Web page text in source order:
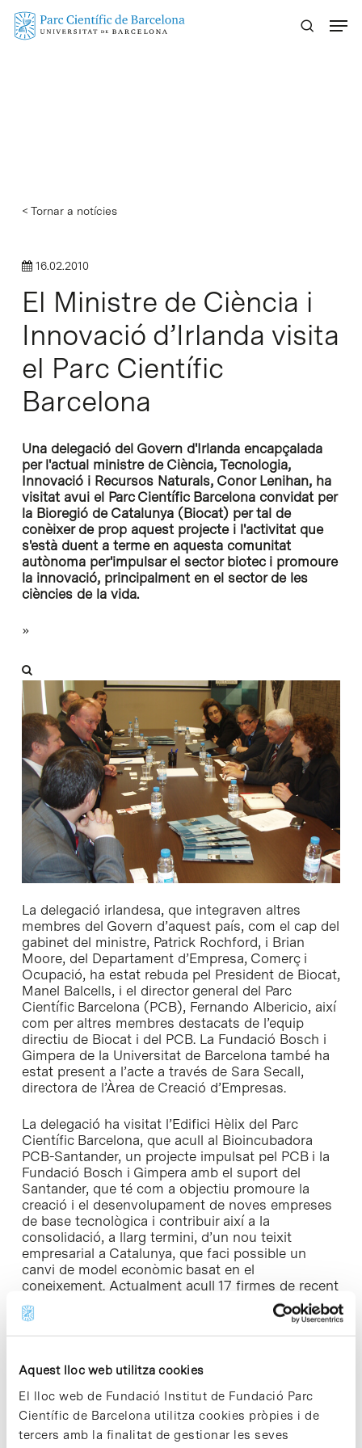
Aquest lloc web utilitza cookies
El lloc web de Fundació Institut de Fundació Parc
Científic de Barcelona utilitza cookies pròpies i de
tercers amb la finalitat de gestionar les seves
Skip
< Tornar a notícies
16.02.2010
El Ministre de Ciència i
Innovació d’Irlanda visita
el Parc Científic
Barcelona
Una delegació del Govern d'Irlanda encapçalada
per l'actual ministre de Ciència, Tecnologia,
Innovació i Recursos Naturals, Conor Lenihan, ha
visitat avui el Parc Científic Barcelona convidat per
la Bioregió de Catalunya (Biocat) per tal de
conèixer de prop aquest projecte i l'activitat que
s'està duent a terme en aquesta comunitat
autònoma per'impulsar el sector biotec i promoure
la innovació, principalment en el sector de les
ciències de la vida.
»
La delegació irlandesa, que integraven altres
membres del Govern d’aquest país, com el cap del
gabinet del ministre, Patrick Rochford, i Brian
Moore, del Departament d’Empresa, Comerç i
Ocupació, ha estat rebuda pel President de Biocat,
Manel Balcells, i el director general del Parc
Científic Barcelona (PCB), Fernando Albericio, així
com per altres membres destacats de l’equip
directiu de Biocat i del PCB. La Fundació Bosch i
Gimpera de la Universitat de Barcelona també ha
estat present a l’acte a través de Sara Secall,
directora de l’Àrea de Creació d’Empresas.
La delegació ha visitat l’Edifici Hèlix del Parc
Científic Barcelona, que acull al Bioincubadora
PCB-Santander, un projecte impulsat pel PCB i la
Fundació Bosch i Gimpera amb el suport del
Santander, que té com a objectiu promoure la
creació i el desenvolupament de noves empreses
de base tecnològica i contribuir així a la
consolidació, a llarg termini, d’un nou teixit
empresarial a Catalunya, que faci possible un
canvi de model econòmic basat en el
coneixement. Actualment acull 17 firmes de recent
creació, que formen part de la segona generació
d’empreses que participen en aquest projecte.
d’Irlanda ha pogut intercanviar algunes
impressions amb el directius d’algunes empreses
de la Bioincubadora, com ara Marco Pugliese de
Neurotec-Pharma, Josep Ma Borràs, d’Infinitec
Activos, i Luc Martí de Genmedica Therapeutics,